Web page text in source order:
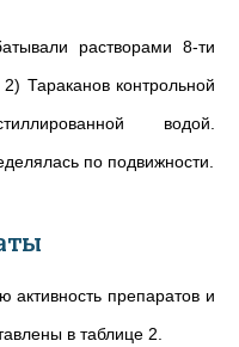
растворами 8-ти
Тараканов контрольной
водой.
по подвижности.
активность препаратов и
в таблице 2.